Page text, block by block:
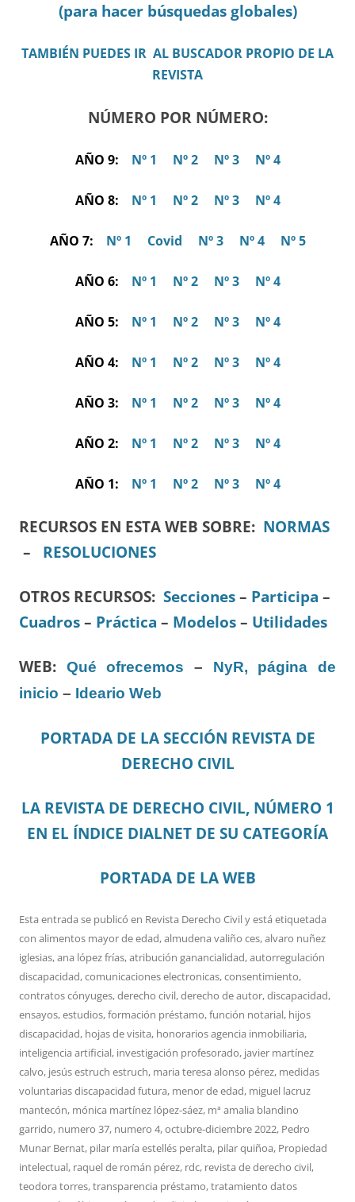
(para hacer búsquedas globales)
TAMBIÉN PUEDES IR AL BUSCADOR PROPIO DE LA
REVISTA
NÚMERO POR NÚMERO:
AÑO 9: Nº 1 Nº 2 Nº 3 Nº 4
AÑO 8: Nº 1 Nº 2 Nº 3 Nº 4
AÑO 7: Nº 1 Covid Nº 3 Nº 4 Nº 5
AÑO 6: Nº 1 Nº 2 Nº 3 Nº 4
AÑO 5: Nº 1 Nº 2 Nº 3 Nº 4
AÑO 4: Nº 1 Nº 2 Nº 3 Nº 4
AÑO 3: Nº 1 Nº 2 Nº 3 Nº 4
AÑO 2: Nº 1 Nº 2 Nº 3 Nº 4
AÑO 1: Nº 1 Nº 2 Nº 3 Nº 4
RECURSOS EN ESTA WEB SOBRE: NORMAS
– RESOLUCIONES
OTROS RECURSOS: Secciones – Participa –
Cuadros – Práctica – Modelos – Utilidades
WEB: Qué ofrecemos – NyR, página de
inicio – Ideario Web
PORTADA DE LA SECCIÓN REVISTA DE
DERECHO CIVIL
LA REVISTA DE DERECHO CIVIL, NÚMERO 1
EN EL ÍNDICE DIALNET DE SU CATEGORÍA
PORTADA DE LA WEB
Esta entrada se publicó en Revista Derecho Civily está etiquetada
con alimentos mayor de edad,almudena valiño ces,alvaro nuñez
iglesias,ana lópez frías,atribución ganancialidad,autorregulación
discapacidad,comunicaciones electronicas,consentimiento,
contratos cónyuges,derecho civil,derecho de autor,discapacidad,
ensayos,estudios,formación préstamo,función notarial, hijos
discapacidad, hojas de visita, honorarios agencia inmobiliaria,
inteligencia artificial, investigación profesorado, javier martínez
calvo, jesús estruch estruch, maria teresa alonso pérez, medidas
voluntarias discapacidad futura, menor de edad, miguel lacruz
mantecón, mónica martínez lópez-sáez, mª amalia blandino
garrido, numero 37, numero 4,octubre-diciembre 2022, Pedro
Munar Bernat, pilar maría estellés peralta, pilar quiñoa, Propiedad
intelectual, raquel de román pérez, rdc, revista de derecho civil,
teodora torres,transparencia préstamo,tratamiento datos